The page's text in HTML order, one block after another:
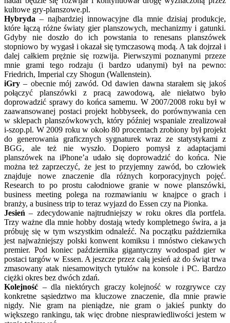
kultowe gry-planszowe.pl.
Hybryda – najbardziej innowacyjne dla mnie dzisiaj produkcje,
które łączą różne światy gier planszowych, mechanizmy i gatunki.
Gdyby nie doszło do ich powstania to renesans planszówek
stopniowo by wygasł i okazał się tymczasową modą. A tak dojrzał i
dalej całkiem prężnie się rozwija. Pierwszymi poznanymi przeze
mnie grami tego rodzaju (i bardzo udanymi) był na pewno:
Friedrich, Imperial czy Shogun (Wallenstein).
iGry – obecnie mój zawód. Od dawien dawna starałem się jakoś
połączyć planszówki z pracą zawodową, ale niełatwo było
doprowadzić sprawy do końca samemu. W 2007/2008 roku był w
zaawansowanej postaci projekt hobbyseek, do porównywania cen
w sklepach planszówkowych, który później wspaniale zrealizował
i-szop.pl. W 2009 roku w około 80 procentach zrobiony był projekt
do generowania graficznych sygnaturek wraz ze statystykami z
BGG, ale też nie wyszło. Dopiero pomysł z adaptacjami
planszówek na iPhone’a udało się doprowadzić do końca. Nie
można też zaprzeczyć, że jest to przyjemny zawód, bo człowiek
znajduje nowe znaczenie dla różnych korporacyjnych pojęć.
Research to po prostu całodniowe granie w nowe planszówki,
business meeting polega na rozmawianiu w knajpce o grach i
branży, a business trip to teraz wyjazd do Essen czy na Pionka.
Jesień – zdecydowanie najtrudniejszy w roku okres dla portfela.
Trzy ważne dla mnie hobby dostają wtedy kompletnego świra, a ja
próbuję się w tym wszystkim odnaleźć. Na początku października
jest najważniejszy polski konwent komiksu i mnóstwo ciekawych
premier. Pod koniec października gigantyczny wodospad gier w
postaci targów w Essen. A jeszcze przez całą jesień aż do świąt trwa
zmasowany atak niesamowitych tytułów na konsole i PC. Bardzo
ciężki okres bez dwóch zdań.
Kolejność – dla niektórych graczy kolejność w rozgrywce czy
konkretne sąsiedztwo ma kluczowe znaczenie, dla mnie prawie
nigdy. Nie gram na pieniądze, nie gram o jakieś punkty do
większego rankingu, tak więc drobne niesprawiedliwości jestem w